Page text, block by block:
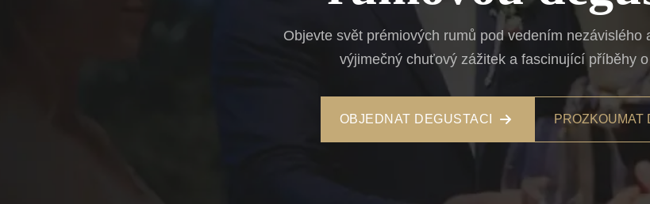
Objevte svět prémiových rumů pod vedením nezávislého
výjimečný chuťový zážitek a fascinující příběhy
OBJEDNAT DEGUSTACI PROZKOUMAT